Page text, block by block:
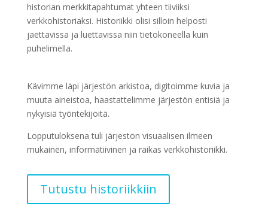
historian merkkitapahtumat yhteen tiiviiksi
verkkohistoriaksi. Historiikki olisi silloin helposti
jaettavissa ja luettavissa niin tietokoneella kuin
puhelimella.
Kävimme läpi järjestön arkistoa, digitoimme kuvia ja
muuta aineistoa, haastattelimme järjestön entisiä ja
nykyisiä työntekijöitä.
Lopputuloksena tuli järjestön visuaalisen ilmeen
mukainen, informatiivinen ja raikas verkkohistoriikki.
Tutustu historiikkiin